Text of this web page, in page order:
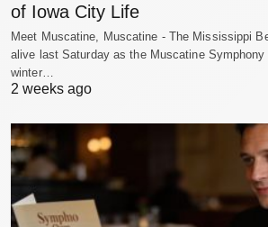
of Iowa City Life
Meet Muscatine, Muscatine - The Mississippi
alive last Saturday as the Muscatine
winter…
2 weeks ago